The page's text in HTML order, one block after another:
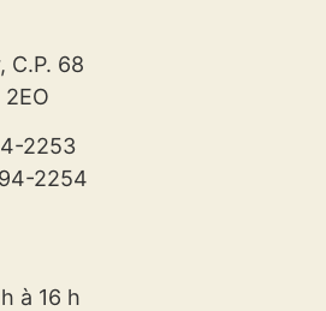
C.P. 68
2253
2254
à 16 h